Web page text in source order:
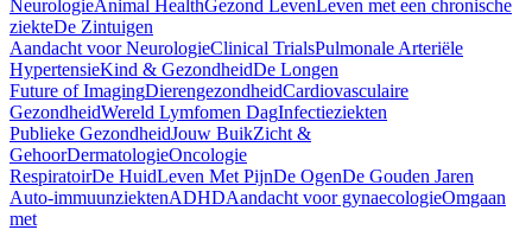
NeurologieAnimal HealthGezond LevenLeven met een chronische
ziekteDe Zintuigen
Aandacht voor NeurologieClinical TrialsPulmonale Arteriële
HypertensieKind & GezondheidDe Longen
Future of ImagingDierengezondheidCardiovasculaire
GezondheidWereld Lymfomen DagInfectieziekten
Publieke GezondheidJouw BuikZicht &
GehoorDermatologieOncologie
RespiratoirDe HuidLeven Met PijnDe OgenDe Gouden Jaren
Auto-immuunziektenADHDAandacht voor gynaecologieOmgaan
met